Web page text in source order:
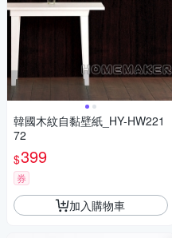
韓國木紋自黏壁紙_HY-HW221
72
$399
券
加入購物車